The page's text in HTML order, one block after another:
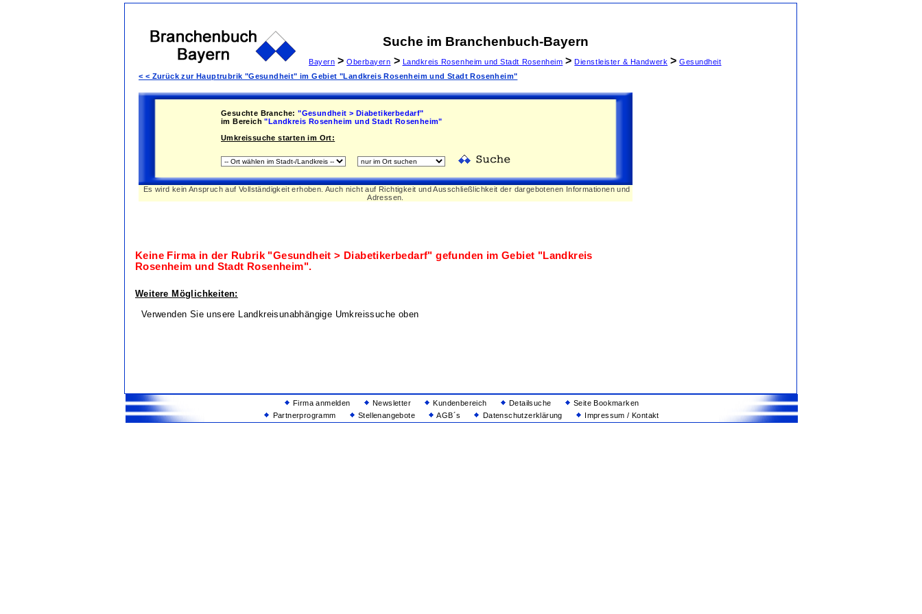
Suche im Branchenbuch-Bayern
Bayern > Oberbayern > Landkreis Rosenheim und Stadt Rosenheim > Dienstleister & Handwerk > Gesundheit
< < Zurück zur Hauptrubrik "Gesundheit" im Gebiet "Landkreis Rosenheim und Stadt Rosenheim"
Gesuchte Branche: "Gesundheit > Diabetikerbedarf"
im Bereich "Landkreis Rosenheim und Stadt Rosenheim"
Umkreissuche starten im Ort:
Es wird kein Anspruch auf Vollständigkeit erhoben. Auch nicht auf Richtigkeit und Ausschließlichkeit der dargebotenen Informationen und
Adressen.
Keine Firma in der Rubrik "Gesundheit > Diabetikerbedarf" gefunden im Gebiet "Landkreis
Rosenheim und Stadt Rosenheim".
Weitere Möglichkeiten:
Verwenden Sie unsere Landkreisunabhängige Umkreissuche oben
Firma anmelden Newsletter Kundenbereich Detailsuche
Seite Bookmarken
Partnerprogramm
Stellenangebote AGB´s Datenschutzerklärung Impressum / Kontakt